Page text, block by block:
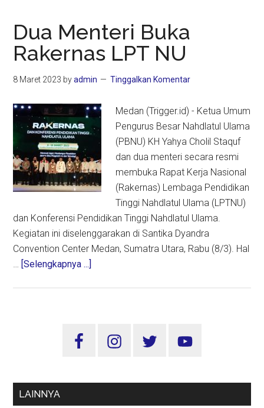
Dua Menteri Buka
Rakernas LPT NU
8 Maret 2023 byadmin Tinggalkan Komentar
Medan (Trigger.id) - Ketua Umum
Pengurus Besar Nahdlatul Ulama
(PBNU) KH Yahya Cholil Staquf
dan dua menteri secara resmi
membuka Rapat Kerja Nasional
(Rakernas) Lembaga Pendidikan
Tinggi Nahdlatul Ulama (LPTNU)
dan Konferensi Pendidikan Tinggi Nahdlatul Ulama.
Kegiatan ini diselenggarakan di Santika Dyandra
Convention Center Medan, Sumatra Utara, Rabu (8/3). Hal
… [Selengkapnya ...]
LPT
Sidebar
LAINNYA